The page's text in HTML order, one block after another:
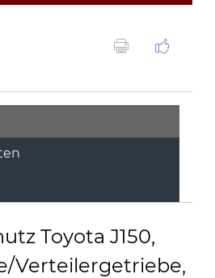
Toyota J150,
Verteilergetriebe,